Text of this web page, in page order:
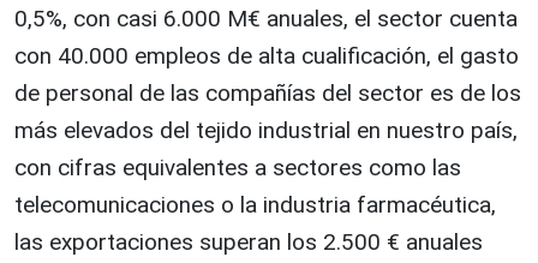
0,5%, con casi 6.000 M€ anuales, el sector cuenta
con 40.000 empleos de alta cualificación, el gasto
de personal de las compañías del sector es de los
más elevados del tejido industrial en nuestro país,
con cifras equivalentes a sectores como las
telecomunicaciones o la industria farmacéutica,
las exportaciones superan los 2.500 € anuales